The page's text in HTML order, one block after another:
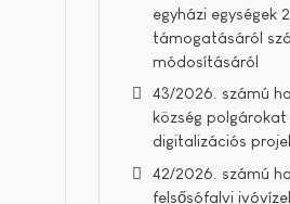
egyházi egységek
támogatásáról
módosításáról
43/2026. számú
község polgárokat
digitalizációs
42/2026. számú
felsősófalvi